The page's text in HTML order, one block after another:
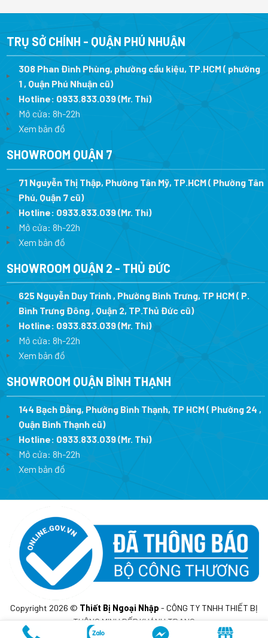
TRỤ SỞ CHÍNH - QUẬN PHÚ NHUẬN
308 Phan Đình Phùng, phường cầu kiệu, TP.HCM ( phường
1 , Quận Phú Nhuận cũ)
Hotline: 0933.833.039(Mr. Thi)
Mở cửa: 8h-22h
Xem bản đồ
SHOWROOM QUẬN 7
71 Nguyễn Thị Thập, Phường Tân Mỹ, TP.HCM ( Phường Tân
Phú, Quận 7 cũ)
Hotline: 0933.833.039(Mr. Thi)
Mở cửa: 8h-22h
Xem bản đồ
SHOWROOM QUẬN 2 - THỦ ĐỨC
625 Nguyễn Duy Trinh , Phường Bình Trưng, TP HCM ( P.
Bình Trưng Đông , Quận 2, TP.Thủ Đức cũ)
Hotline: 0933.833.039(Mr. Thi)
Mở cửa: 8h-22h
Xem bản đồ
SHOWROOM QUẬN BÌNH THẠNH
144 Bạch Đằng, Phường Bình Thạnh, TP HCM ( Phường 24 ,
Quận Bình Thạnh cũ)
Hotline: 0933.833.039(Mr. Thi)
Mở cửa: 8h-22h
Xem bản đồ
Copyright 2026 © Thiết Bị Ngoại Nhập - CÔNG TY TNHH THIẾT BỊ
THÔNG MINH BẾP KHÁNH TRANG
MST: 0317675241- Cấp lần đầu ngày 10/02/2023 tại sở KH&DT